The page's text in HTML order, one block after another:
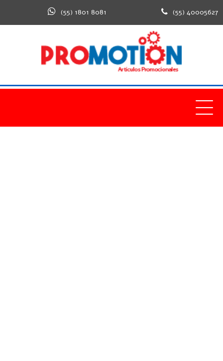
(55) 1801 8081 (55) 40005627